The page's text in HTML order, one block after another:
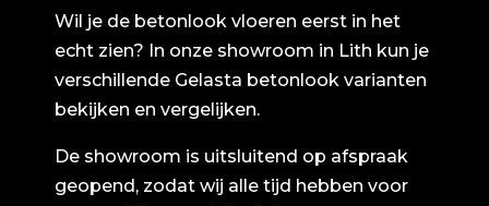
Wil je de betonlook vloeren eerst in het
echt zien? In onze showroom in Lith kun je
verschillende Gelasta betonlook varianten
bekijken en vergelijken.
De showroom is uitsluitend op afspraak
geopend, zodat wij alle tijd hebben voor